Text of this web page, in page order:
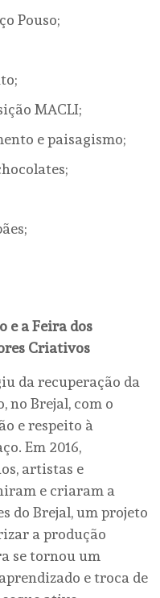
Pouso;
MACLI;
e paisagismo;
e a Feira dos
Criativos
da recuperação da
no Brejal, com o
e respeito à
Em 2016,
artistas e
e criaram a
do Brejal, um projeto
a produção
se tornou um
e troca de